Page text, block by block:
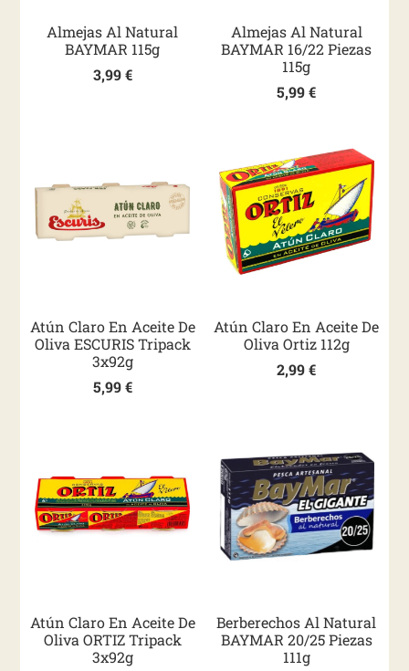
Almejas Al Natural
BAYMAR 115g
3,99€
Almejas Al Natural
BAYMAR 16/22 Piezas
115g
5,99€
Atún Claro En Aceite De
Oliva ESCURIS Tripack
3x92g
5,99€
Atún Claro En Aceite De
Oliva Ortiz 112g
2,99€
Atún Claro En Aceite De
Oliva ORTIZ Tripack
3x92g
Berberechos Al Natural
BAYMAR 20/25 Piezas
111g